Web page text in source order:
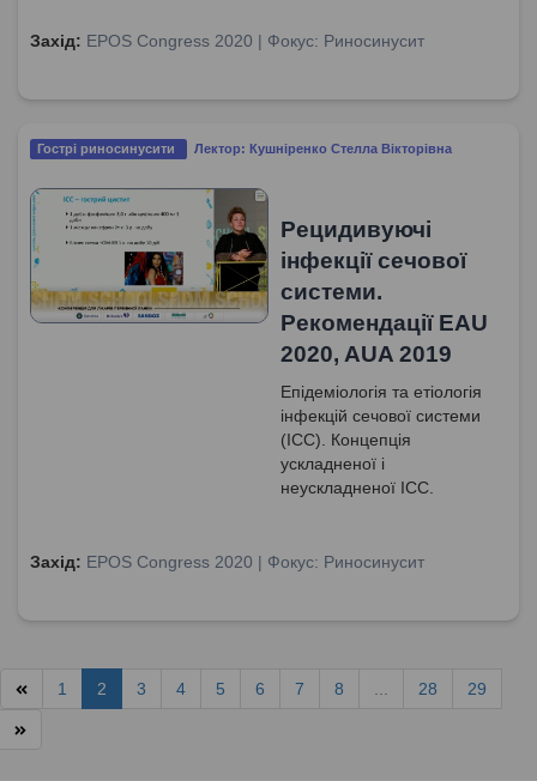
гострого ларингіту? Що
Захід: EPOS Congress 2020 | Фокус: Риносинусит
Гострі риносинусити Лектор: Кушніренко Стелла Вікторівна
Рецидивуючі
інфекції сечової
системи.
Рекомендації EAU
2020, AUA 2019
Епідеміологія та етіологія
інфекцій сечової системи
(ІСС). Концепція
ускладненої і
неускладненої ІСС.
розвитку ІСС. Рекомендації
міхура. Діагностика ІСС.
Захід: EPOS Congress 2020 | Фокус: Риносинусит
1 2 3 4 5 6 7 8 28 29